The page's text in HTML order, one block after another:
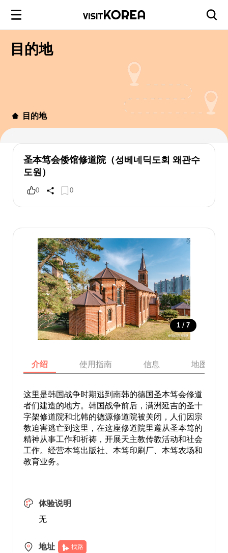
目的地
目的地
圣本笃会倭馆修道院（성베네딕도회 왜관수
도원）
0 0
1 / 7
介绍 使用指南 信息 地图
这里是韩国战争时期逃到南韩的德国圣本笃会修道
者们建造的地方。韩国战争前后，满洲延吉的圣十
字架修道院和北韩的德源修道院被关闭，人们因宗
教迫害逃亡到这里，在这座修道院里遵从圣本笃的
精神从事工作和祈祷，开展天主教传教活动和社会
工作。经营本笃出版社、本笃印刷厂、本笃农场和
教育业务。
体验说明
无
地址 找路